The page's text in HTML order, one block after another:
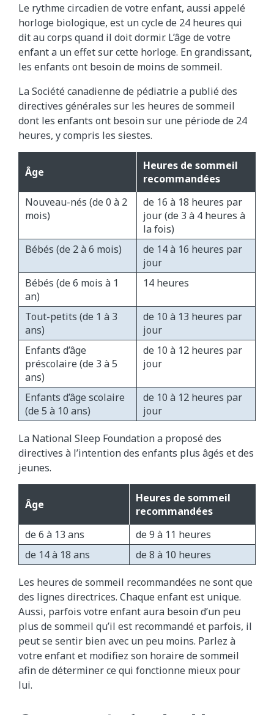
Le rythme circadien de votre enfant, aussi appelé
horloge biologique, est un cycle de 24 heures qui
dit au corps quand il doit dormir. L’âge de votre
enfant a un effet sur cette horloge. En grandissant,
les enfants ont besoin de moins de sommeil.
La Société canadienne de pédiatrie a publié des
directives générales sur les heures de sommeil
dont les enfants ont besoin sur une période de 24
heures, y compris les siestes.
Âge
Heures de sommeil
recommandées
Nouveau-nés (de 0 à 2
mois)
de 16 à 18 heures par
jour (de 3 à 4 heures à
la fois)
Bébés (de 2 à 6 mois)
​de 14 à 16 heures par
jour
Bébés (de 6 mois à 1
an)
​14 heures
Tout-petits (de 1 à 3
ans)
de 10 à 13 heures par
jour
​Enfants d’âge
préscolaire (de 3 à 5
ans)
de 10 à 12 heures par
jour
Enfants d’âge scolaire
(de 5 à 10 ans)
de 10 à 12 heures par
jour
La National Sleep Foundation a proposé des
directives à l’intention des enfants plus âgés et des
jeunes.
Âge
Heures de sommeil
recommandées
de 6 à 13 ans​
de 9 à 11 heures
de 14 à 18 ans​
de 8 à 10 heures
Les heures de sommeil recommandées ne sont que
des lignes directrices. Chaque enfant est unique.
Aussi, parfois votre enfant aura besoin d’un peu
plus de sommeil qu’il est recommandé et parfois, il
peut se sentir bien avec un peu moins. Parlez à
votre enfant et modifiez son horaire de sommeil
afin de déterminer ce qui fonctionne mieux pour
lui.